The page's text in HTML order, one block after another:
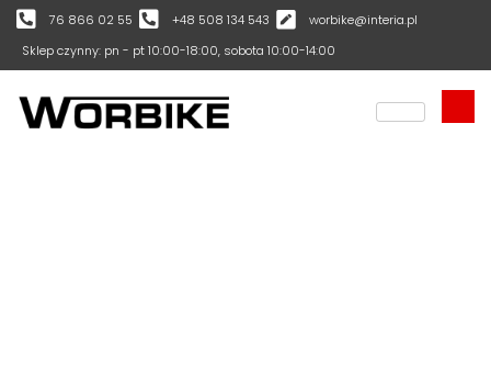
76 866 02 55 +48 508 134 543
worbike@interia.pl
Sklep czynny: pn - pt 10:00-18:00, sobota 10:00-14:00